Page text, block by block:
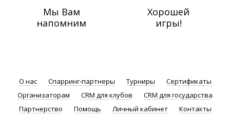
Мы Вам
напомним
Хорошей
игры!
О нас Спарринг-партнеры Турниры
Сертификаты
Организаторам
CRM для клубов
CRM для государства
Партнерство
Помощь Личный кабинет Контакты